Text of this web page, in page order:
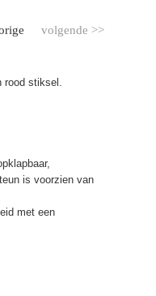
volgende >>
stiksel.
is voorzien van
met een